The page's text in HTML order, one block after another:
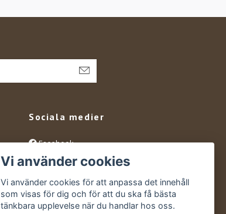
Sociala medier
Facebook
Instagram
YouTube
Vi använder cookies
Vi använder cookies för att anpassa det innehåll
som visas för dig och för att du ska få bästa
tänkbara upplevelse när du handlar hos oss.